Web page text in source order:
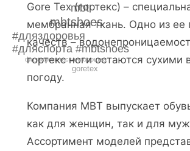
mbtshoes
#дляздоровья
#дляспорта #mbtshoes
mbt
goretex
физиологическаяподошва
Gore Tex (гортекс) –
мембранная ткань. Одно из ее
качеств –
гортекс ноги остаются сухими
погоду.
Компания MBT выпускает
как для женщин, так и для
Ассортимент моделей